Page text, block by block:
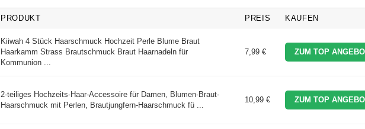
PRODUKT PREIS KAUFEN
Kiiwah 4 Stück Haarschmuck Hochzeit Perle Blume Braut
Haarkamm Strass Brautschmuck Braut Haarnadeln für
Kommunion ...
7,99 € ZUM TOP
2-teiliges Hochzeits-Haar-Accessoire für Damen, Blumen-Braut-
Haarschmuck mit Perlen, Brautjungfern-Haarschmuck fü ...
10,99 € ZUM TOP